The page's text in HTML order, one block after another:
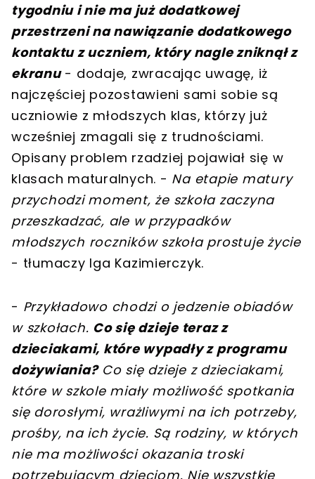
tygodniu i nie ma już dodatkowej
przestrzeni na nawiązanie dodatkowego
kontaktu z uczniem, który nagle zniknął z
ekranu- dodaje, zwracając uwagę, iż
najczęściej pozostawieni sami sobie są
uczniowie z młodszych klas, którzy już
wcześniej zmagali się z trudnościami.
Opisany problem rzadziej pojawiał się w
klasach maturalnych. - Na etapie matury
przychodzi moment, że szkoła zaczyna
przeszkadzać, ale w przypadków
młodszych roczników szkoła prostuje życie
- tłumaczy Iga Kazimierczyk.
- Przykładowo chodzi o jedzenie obiadów
w szkołach. Co się dzieje teraz z
dzieciakami, które wypadły z programu
dożywiania?Co się dzieje z dzieciakami,
które w szkole miały możliwość spotkania
się dorosłymi, wrażliwymi na ich potrzeby,
prośby, na ich życie. Są rodziny, w których
nie ma możliwości okazania troski
potrzebującym dzieciom. Nie wszystkie